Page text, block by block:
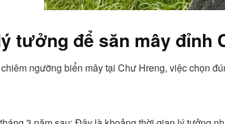
tưởng để săn mây đỉnh
ngưỡng biển mây tại Chư Hreng, việc chọn